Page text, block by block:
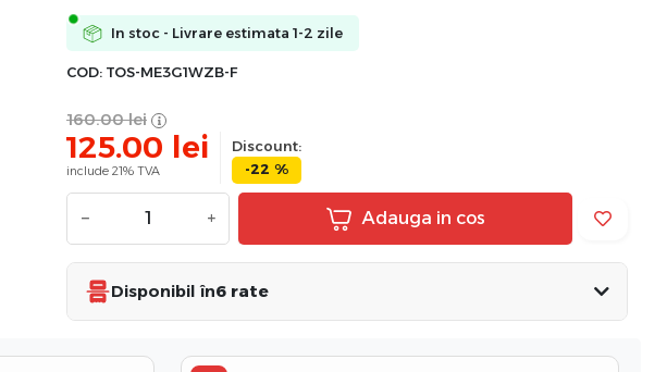
In stoc - Livrare estimata 1-2 zile
COD: TOS-ME3G1WZB-F
160.00 lei
125.00 lei
include 21% TVA
Discount:
-22 %
− + Adauga in cos
Disponibil în6 rate